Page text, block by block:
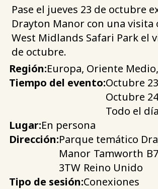
Pase el jueves 23 de octubre
Drayton Manor con una visita
West Midlands Safari Park el
de octubre.
Región:Europa, Oriente
Tiempo del evento:Octubre
Octubre
Todo el
Lugar:En persona
Dirección:Parque temático
Manor Tamworth
3TW Reino Unido
Tipo de sesión:Conexiones